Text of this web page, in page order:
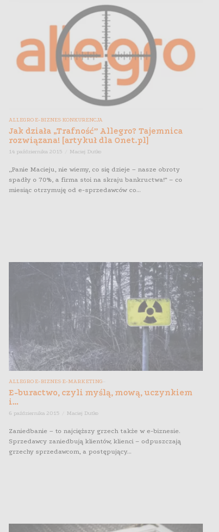
ALLEGRO E-BIZNES KONKURENCJA
Jak działa „Trafność” Allegro? Tajemnica
rozwiązana! [artykuł dla Onet.pl]
14 października 2015 Maciej Dutko
„Panie Macieju, nie wiemy, co się dzieje – nasze obroty
spadły o 70%, a firma stoi na skraju bankructwa!” – co
miesiąc otrzymuję od e-sprzedawców co...
ALLEGRO E-BIZNES E-MARKETING
E-buractwo, czyli myślą, mową, uczynkiem
i…
6 października 2015 Maciej Dutko
Zaniedbanie – to najcięższy grzech także w e-biznesie.
Sprzedawcy zaniedbują klientów, klienci – odpuszczają
grzechy sprzedawcom, a postępujący...